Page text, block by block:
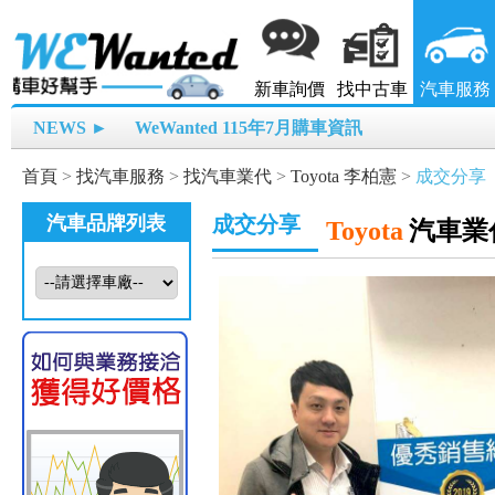
新車詢價 找中古車 汽車服務
NEWS ► WeWanted 115年7月購車資訊
首頁 > 找汽車服務 > 找汽車業代 > Toyota 李柏憲 > 成交分享
汽車品牌列表 成交分享 Toyota 汽車